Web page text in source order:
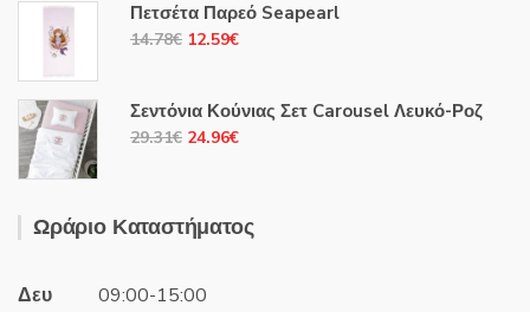
10.20€.είναι:
8.68€.
Πετσέτα Παρεό Seapearl
14.78€ Original
14.78€.
12.59€Η
είναι:
12.59€.
Σεντόνια Κούνιας Σετ Carousel Λευκό-Ροζ
29.31€ Original
29.31€.
24.96€Η
είναι:
Ωράριο Καταστήματος
Δευ 09:00-15:00